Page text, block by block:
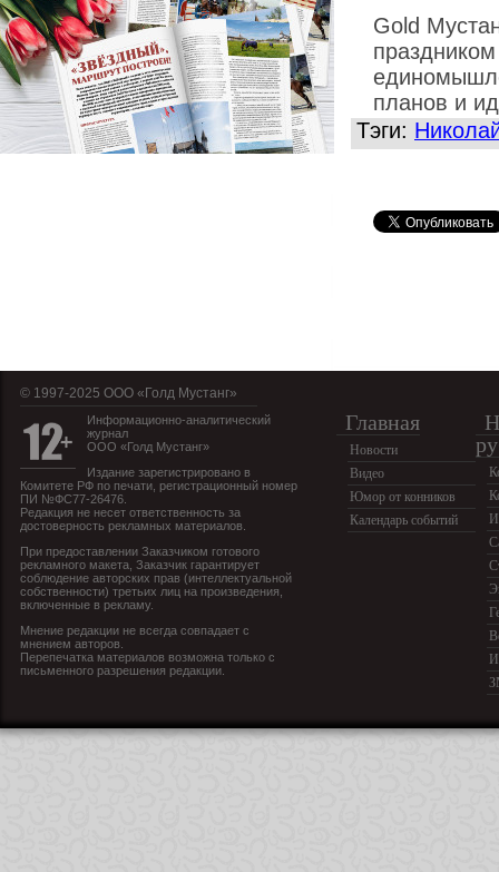
Gold
планов и
Тэги:
© 1997-2025 OOO «Голд Мустанг»
Информационно-аналитический
журнал
ООО «Голд Мустанг»
Издание зарегистрировано в
Комитете РФ по печати, регистрационный номер
ПИ №ФС77-26476.
Редакция не несет ответственность за
достоверность рекламных материалов.
При предоставлении Заказчиком готового
рекламного макета, Заказчик гарантирует
соблюдение авторских прав (интеллектуальной
собственности) третьих лиц на произведения,
включенные в рекламу.
Мнение редакции не всегда совпадает с
мнением авторов.
Перепечатка материалов возможна только с
письменного разрешения редакции.
Главная
Новости
Видео
Юмор от конников
Календарь событий